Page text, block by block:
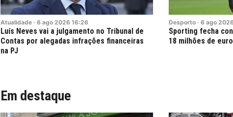
Atualidade · 6 ago 2026 16:26
Luís Neves vai a julgamento no Tribunal de
Contas por alegadas infrações financeiras
na PJ
Desporto · 6 ago
Sporting fecha
18 milhões de
Em destaque